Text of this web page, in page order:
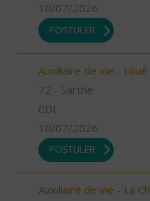
10/07/2026
POSTULER
Auxiliaire de vie -
72 - Sarthe
CDI
10/07/2026
POSTULER
Auxiliaire de vie - La